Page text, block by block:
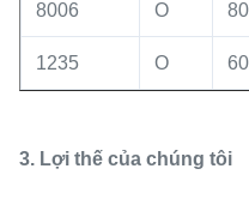
8006 O
1235 O
3. Lợi thế của chúng tôi